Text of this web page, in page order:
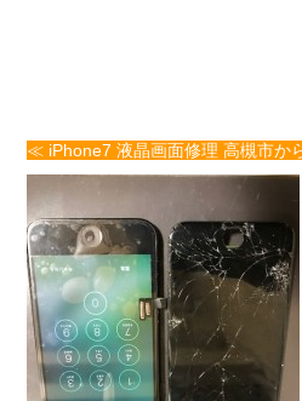
≪ iPhone7 液晶画面修理 高槻市か